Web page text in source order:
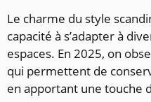
Le charme du style
capacité à s’adapter à
espaces. En 2025, on
qui permettent de
en apportant une touche